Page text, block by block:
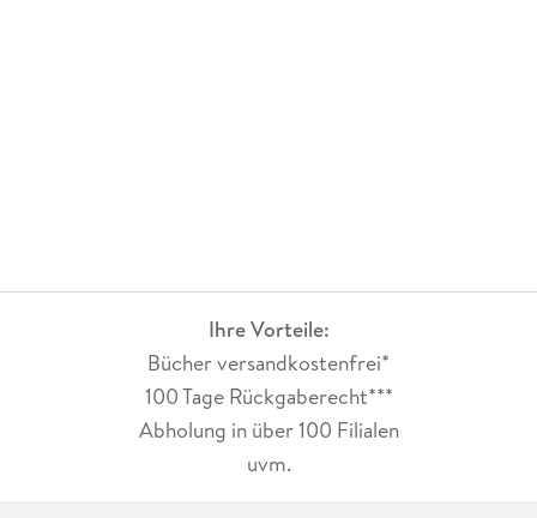
Ihre Vorteile:
Bücher versandkostenfrei*
100 Tage Rückgaberecht***
Abholung in über 100 Filialen
uvm.